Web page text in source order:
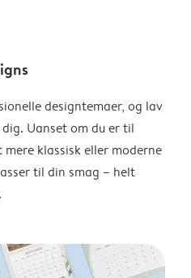
designtemaer, og lav
Uanset om du er til
klassisk eller moderne
til din smag – helt